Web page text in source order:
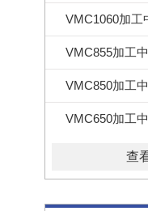
VMC1060加工
VMC855加工
VMC850加工
VMC650加工
查